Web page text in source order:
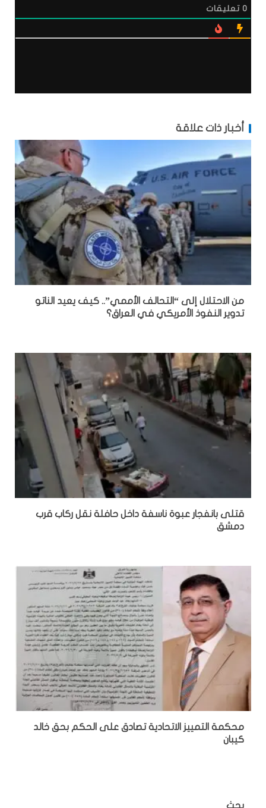
0 تعليقات
أخبار ذات علاقة
من الاحتلال إلى “التحالف الأممي”.. كيف يعيد الناتو
تدوير النفوذ الأمريكي في العراق؟
قتلى بانفجار عبوة ناسفة داخل حافلة نقل ركاب قرب
دمشق
محكمة التمييز الاتحادية تصادق على الحكم بحق خالد
كيبان
بحث